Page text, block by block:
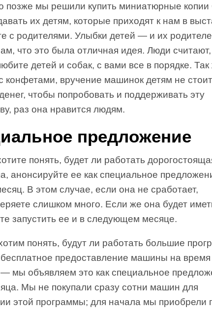
позже мы решили купить миниатюрные
их детям, которые приходят к нам в
с родителями. Улыбки детей — и их
что это была отличная идея. Люди считают,
детей и собак, с вами все в порядке. Так
конфетами, вручение машинок детям не стоит
чтобы попробовать и поддерживать эту
раз она нравится людям.
предложение
понять, будет ли работать
анонсируйте ее как специальное
В этом случае, если она не сработает,
слишком много. Если же она будет
запустить ее и в следующем месяце.
понять, будут ли работать большие
бесплатное предоставление машины на время
мы объявляем это как специальное
Мы не покупали сразу сотни машин для
этой программы; для начала мы приобрели